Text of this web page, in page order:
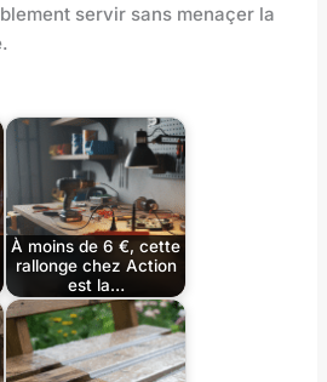
servir sans menaçer la
.
À moins de 6 €, cette
rallonge chez Action
est la…